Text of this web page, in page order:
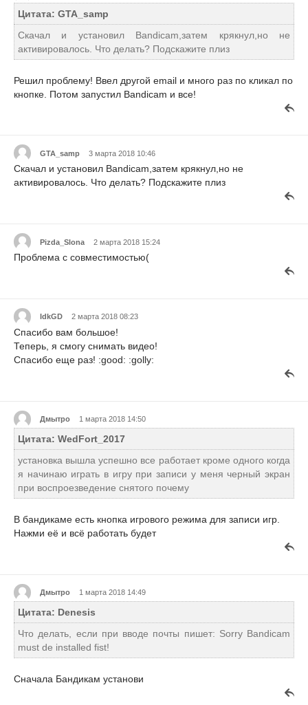
Цитата: GTA_samp
Скачал и установил Bandicam,затем крякнул,но не
активировалось. Что делать? Подскажите плиз
Решил проблему! Ввел другой email и много раз по кликал по
кнопке. Потом запустил Bandicam и все!
GTA_samp 3 марта 2018 10:46
Скачал и установил Bandicam,затем крякнул,но не
активировалось. Что делать? Подскажите плиз
Pizda_Slona 2 марта 2018 15:24
Проблема с совместимостью(
IdkGD 2 марта 2018 08:23
Спасибо вам большое!
Теперь, я смогу снимать видео!
Спасибо еще раз! :good: :golly:
Дмытро 1 марта 2018 14:50
Цитата: WedFort_2017
установка вышла успешно все работает кроме одного когда
я начинаю играть в игру при записи у меня черный экран
при воспроезведение снятого почему
В бандикаме есть кнопка игрового режима для записи игр.
Нажми её и всё работать будет
Дмытро 1 марта 2018 14:49
Цитата: Denesis
Что делать, если при вводе почты пишет: Sorry Bandicam
must de installed fist!
Сначала Бандикам установи